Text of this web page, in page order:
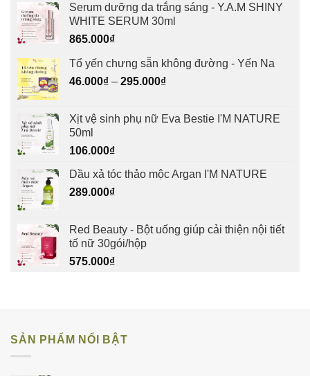
Serum dưỡng da trắng sáng - Y.A.M SHINY
WHITE SERUM 30ml
865.000₫
Tổ yến chưng sẵn không đường - Yến Na
46.000₫ – 295.000₫
Xịt vệ sinh phụ nữ Eva Bestie I'M NATURE
50ml
106.000₫
Dầu xả tóc thảo mộc Argan I'M NATURE
289.000₫
Red Beauty - Bột uống giúp cải thiện nội tiết
tố nữ 30gói/hộp
575.000₫
SẢN PHẨM NỔI BẬT